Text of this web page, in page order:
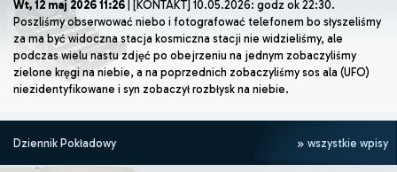
Wt, 12 maj 2026 11:26 | [KONTAKT] 10.05.2026: godz ok 22:30.
Poszliśmy obserwować niebo i fotografować telefonem bo słyszeliśmy
za ma być widoczna stacja kosmiczna stacji nie widzieliśmy, ale
podczas wielu nastu zdjęć po obejrzeniu na jednym zobaczyliśmy
zielone kręgi na niebie, a na poprzednich zobaczyliśmy sos ala (UFO)
niezidentyfikowane i syn zobaczył rozbłysk na niebie.
Dziennik Pokładowy wszystkie wpisy